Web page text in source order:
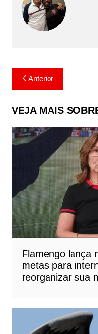
Navegação
de
Post
Anterior
VEJA MAIS
Flamengo lança
metas para
reorganizar sua